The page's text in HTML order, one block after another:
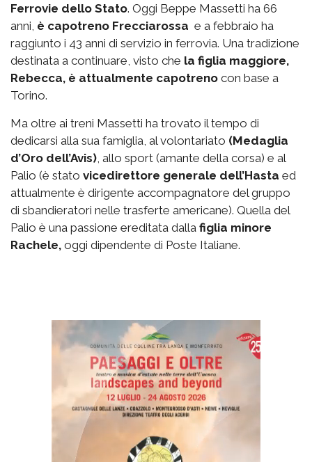
Ferrovie dello Stato. Oggi Beppe Massetti ha 66
anni, è capotreno Frecciarossa e a febbraio ha
raggiunto i 43 anni di servizio in ferrovia. Una tradizione
destinata a continuare, visto che la figlia maggiore,
Rebecca, è attualmente capotreno con base a
Torino.
Ma oltre ai treni Massetti ha trovato il tempo di
dedicarsi alla sua famiglia, al volontariato (Medaglia
d’Oro dell’Avis) , allo sport (amante della corsa) e al
Palio (è stato vicedirettore generale dell’Hasta ed
attualmente è dirigente accompagnatore del gruppo
di sbandieratori nelle trasferte americane). Quella del
Palio è una passione ereditata dalla figlia minore
Rachele, oggi dipendente di Poste Italiane.